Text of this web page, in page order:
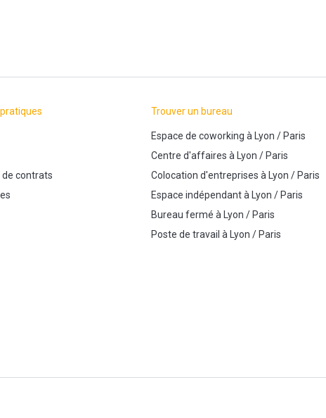
contrats
Trouver un bureau
Espace de coworking à Lyon /Paris
Centre d'affaires à Lyon /Paris
Colocation d'entreprises à Lyon /Paris
Espace indépendantà Lyon /Paris
Bureau fermé à Lyon /Paris
Poste de travail à Lyon /Paris